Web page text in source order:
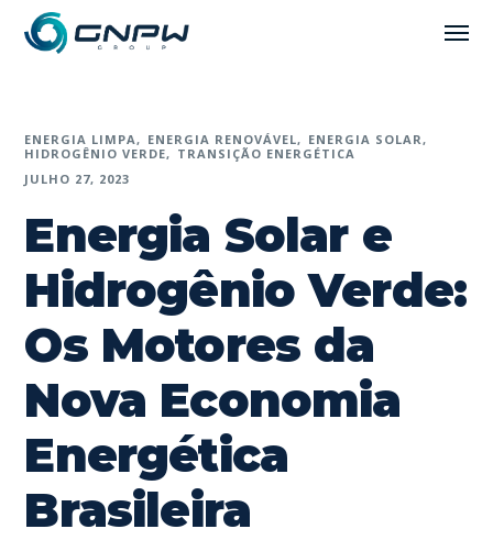
ENERGIA LIMPA ENERGIA RENOVÁVEL
ENERGIA SOLAR
HIDROGÊNIO VERDE
TRANSIÇÃO ENERGÉTICA
JULHO 27, 2023
Energia Solar e
Hidrogênio Verde:
Os Motores da
Nova Economia
Energética
Brasileira